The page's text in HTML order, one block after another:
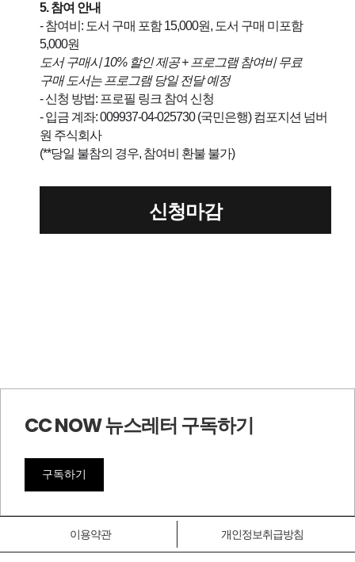
5. 참여 안내
- 참여비: 도서 구매 포함 15,000원, 도서 구매 미포함
5,000원
도서 구매시 10% 할인 제공 + 프로그램 참여비 무료
구매 도서는 프로그램 당일 전달 예정
- 신청 방법: 프로필 링크 참여 신청
- 입금 계좌: 009937-04-025730 (국민은행) 컴포지션 넘버
원 주식회사
(**당일 불참의 경우, 참여비 환불 불가)
신청마감
CC NOW 뉴스레터 구독하기
구독하기
이용약관 개인정보취급방침